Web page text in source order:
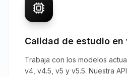
Calidad de estudio
Trabaja con los modelos
v4, v4.5, v5 y v5.5. Nuestra